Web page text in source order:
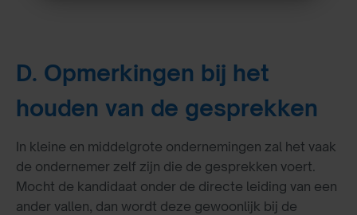
D. Opmerkingen bij het
houden van de gesprekken
In kleine en middelgrote ondernemingen zal het vaak
de ondernemer zelf zijn die de gesprekken voert.
Mocht de kandidaat onder de directe leiding van een
ander vallen, dan wordt deze gewoonlijk bij de